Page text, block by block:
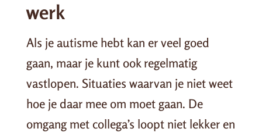
werk
Als je autisme hebt kan er veel goed
gaan, maar je kunt ook regelmatig
vastlopen. Situaties waarvan je niet weet
hoe je daar mee om moet gaan. De
omgang met collega’s loopt niet lekker en